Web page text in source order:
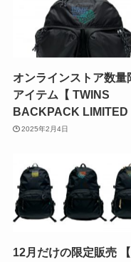
オンラインストア数量
アイテム【 TWINS
BACKPACK LIMITED
2025年2月4日
12月だけの限定販売 【